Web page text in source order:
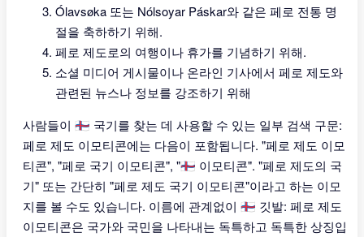
Ólavsøka 또는 Nólsoyar Páskar와 같은 페로 전통 명
절을 축하하기 위해.
페로 제도로의 여행이나 휴가를 기념하기 위해.
소셜 미디어 게시물이나 온라인 기사에서 페로 제도와
관련된 뉴스나 정보를 강조하기 위해
사람들이 🇫🇴 국기를 찾는 데 사용할 수 있는 일부 검색 구문:
페로 제도 이모티콘에는 다음이 포함됩니다. "페로 제도 이모
티콘", "페로 국기 이모티콘", "🇫🇴 이모티콘". "페로 제도의 국
기" 또는 간단히 "페로 제도 국기 이모티콘"이라고 하는 이모
지를 볼 수도 있습니다. 이름에 관계없이 🇫🇴 깃발: 페로 제도
이모티콘은 국가와 국민을 나타내는 독특하고 독특한 상징입